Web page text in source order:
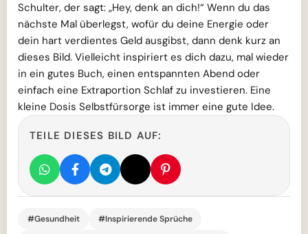
Schulter, der sagt: „Hey, denk an dich!“ Wenn du das
nächste Mal überlegst, wofür du deine Energie oder
dein hart verdientes Geld ausgibst, dann denk kurz an
dieses Bild. Vielleicht inspiriert es dich dazu, mal wieder
in ein gutes Buch, einen entspannten Abend oder
einfach eine Extraportion Schlaf zu investieren. Eine
kleine Dosis Selbstfürsorge ist immer eine gute Idee.
TEILE DIESES BILD AUF:
#Gesundheit
#Inspirierende Sprüche